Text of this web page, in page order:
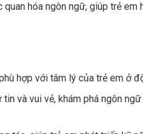
hóa ngôn ngữ, giúp trẻ em
hợp với tâm lý của trẻ em ở
và vui vẻ, khám phá ngôn